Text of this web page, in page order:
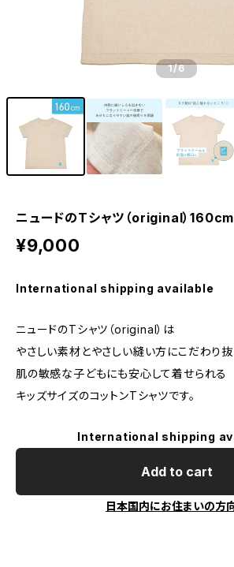
1/6
ニュードのTシャツ（original）160cm
¥9,000
International shipping available
ニュードのTシャツ（original）は
やさしい素材とやさしい縫い方にこだわり
肌の敏感な子どもにも安心して着せられる
キッズサイズのコットンTシャツです。
International shipping
Add to cart
日本国内にお住まいの方